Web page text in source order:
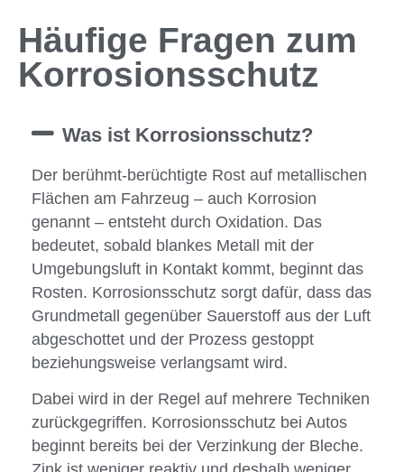
Häufige Fragen zum
Korrosionsschutz
Was ist Korrosionsschutz?
Der berühmt-berüchtigte Rost auf metallischen
Flächen am Fahrzeug – auch Korrosion
genannt – entsteht durch Oxidation. Das
bedeutet, sobald blankes Metall mit der
Umgebungsluft in Kontakt kommt, beginnt das
Rosten. Korrosionsschutz sorgt dafür, dass das
Grundmetall gegenüber Sauerstoff aus der Luft
abgeschottet und der Prozess gestoppt
beziehungsweise verlangsamt wird.
Dabei wird in der Regel auf mehrere Techniken
zurückgegriffen. Korrosionsschutz bei Autos
beginnt bereits bei der Verzinkung der Bleche.